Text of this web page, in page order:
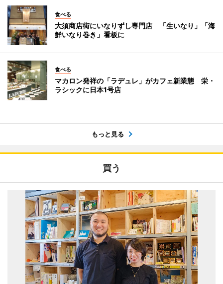
食べる
大須商店街にいなりずし専門店 「生いなり」「海
鮮いなり巻き」看板に
食べる
マカロン発祥の「ラデュレ」がカフェ新業態 栄・
ラシックに日本1号店
もっと見る
買う